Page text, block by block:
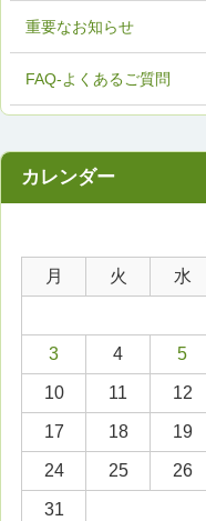
FAQ-よくあるご質問
重要なお知らせ
月 火 水
3 4 5
10 11 12
17 18 19
24 25 26
31